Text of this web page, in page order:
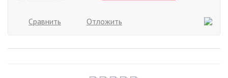
Сравнить Отложить